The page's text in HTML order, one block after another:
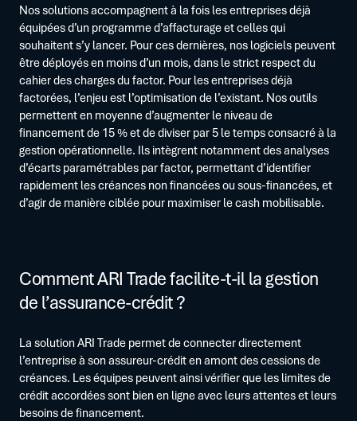
Nos solutions accompagnent à la fois les entreprises déjà
équipées d’un programme d’affacturage et celles qui
souhaitent s’y lancer. Pour ces dernières, nos logiciels peuvent
être déployés en moins d’un mois, dans le strict respect du
cahier des charges du factor. Pour les entreprises déjà
factorées, l’enjeu est l’optimisation de l’existant. Nos outils
permettent en moyenne d’augmenter le niveau de
financement de 15 % et de diviser par 5 le temps consacré à la
gestion opérationnelle. Ils intègrent notamment des analyses
d’écarts paramétrables par factor, permettant d’identifier
rapidement les créances non financées ou sous-financées, et
d’agir de manière ciblée pour maximiser le cash mobilisable.
Comment ARI Trade facilite-t-il la gestion
de l’assurance-crédit ?
La solution ARI Trade permet de connecter directement
l’entreprise à son assureur-crédit en amont des cessions de
créances. Les équipes peuvent ainsi vérifier que les limites de
crédit accordées sont bien en ligne avec leurs attentes et leurs
besoins de financement.